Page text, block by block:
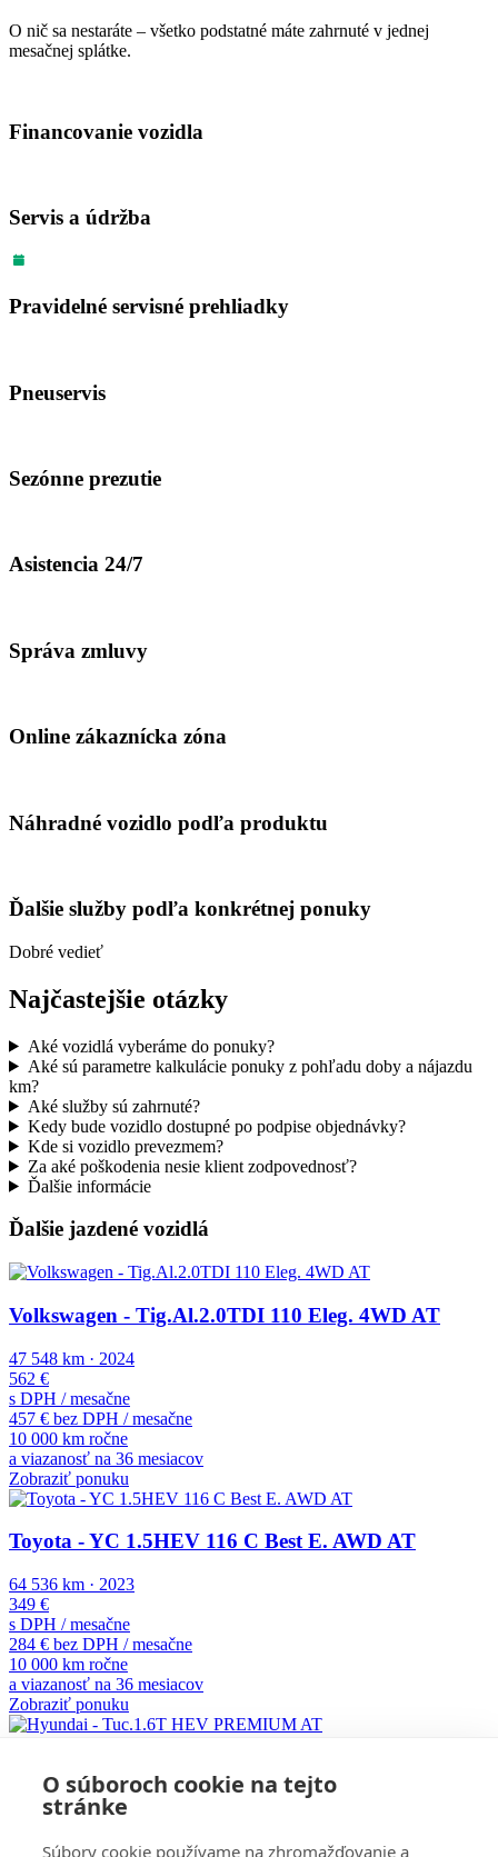
O súboroch cookie na tejto
stránke
Súbory cookie používame na zhromažďovanie a
O nič sa nestaráte – všetko podstatné máte zahrnuté v jednej
mesačnej splátke.
Financovanie vozidla
Servis a údržba
Pravidelné servisné prehliadky
Pneuservis
Sezónne prezutie
Asistencia 24/7
Správa zmluvy
Online zákaznícka zóna
Náhradné vozidlo podľa produktu
Ďalšie služby podľa konkrétnej ponuky
Dobré vedieť
Najčastejšie otázky
Aké vozidlá vyberáme do ponuky?
Aké sú parametre kalkulácie ponuky z pohľadu doby a nájazdu
km?
Aké služby sú zahrnuté?
Kedy bude vozidlo dostupné po podpise objednávky?
Kde si vozidlo prevezmem?
Za aké poškodenia nesie klient zodpovednosť?
Ďalšie informácie
Ďalšie jazdené vozidlá
Volkswagen - Tig.Al.2.0TDI 110 Eleg. 4WD AT
47 548 km · 2024
562 €
s DPH / mesačne
457 € bez DPH / mesačne
10 000 km ročne
a viazanosť na 36 mesiacov
Zobraziť ponuku
Toyota - YC 1.5HEV 116 C Best E. AWD AT
64 536 km · 2023
349 €
s DPH / mesačne
284 € bez DPH / mesačne
10 000 km ročne
a viazanosť na 36 mesiacov
Zobraziť ponuku
30 688 km·2023
s DPH / mesačne